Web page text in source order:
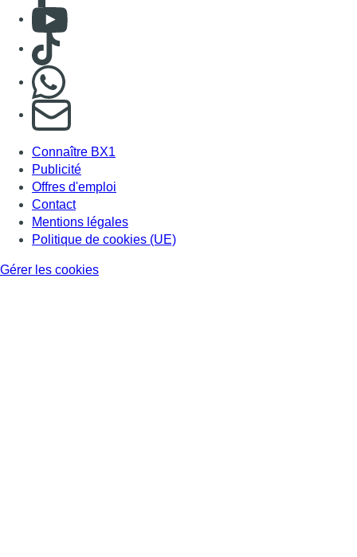
Consulter Youtube
Consulter TikTok
S'abonner à notre newsletter
Connaître BX1
Publicité
Offres d'emploi
Contact
Mentions légales
Politique de cookies (UE)
Gérer les cookies